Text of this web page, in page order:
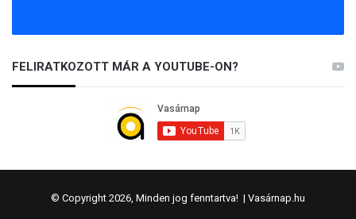
FELIRATKOZOTT MÁR A YOUTUBE-ON?
© Copyright 2026, Minden jog fenntartva! | Vasárnap.hu